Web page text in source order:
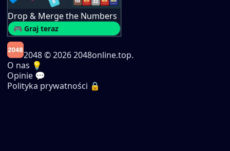
Drop & Merge the Numbers
🎮 Graj teraz
2048© 2026 2048online.top.
O nas 💡
Opinie 💬
Polityka prywatności 🔒